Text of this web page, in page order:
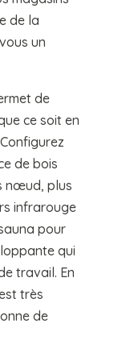
de la
un
de
ce soit en
de bois
nœud, plus
infrarouge
pour
qui
travail. En
très
de